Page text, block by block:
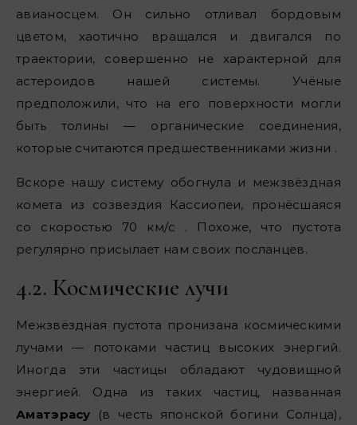
авианосцем. Он сильно отливал бордовым
цветом, хаотично вращался и двигался по
траектории, совершенно не характерной для
астероидов нашей системы. Учёные
предположили, что на его поверхности могли
быть толины — органические соединения,
которые считаются предшественниками жизни .
Вскоре нашу систему обогнула и межзвёздная
комета из созвездия Кассиопеи, пронёсшаяся
со скоростью 70 км/с . Похоже, что пустота
регулярно присылает нам своих посланцев.
4.2. Космические лучи
Межзвёздная пустота пронизана космическими
лучами — потоками частиц высоких энергий.
Иногда эти частицы обладают чудовищной
энергией. Одна из таких частиц, названная
Аматэрасу (в честь японской богини Солнца),